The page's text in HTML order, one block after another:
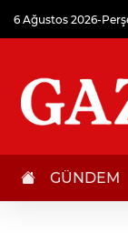
6 Ağustos 2026-
GÜNDEM